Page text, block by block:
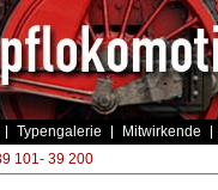
Typengalerie Mitwirkende
101- 39 200